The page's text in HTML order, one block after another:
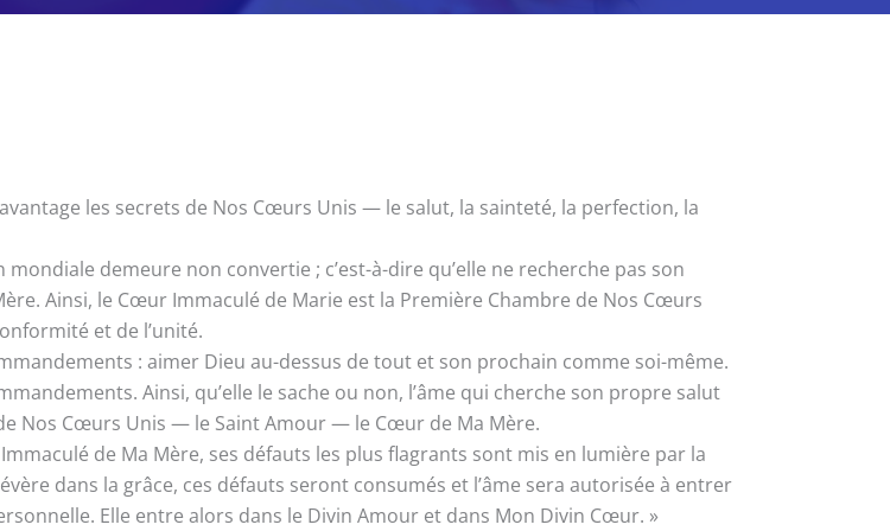
les secrets de Nos Cœurs Unis — le salut, la sainteté, la perfection, la
demeure non convertie ; c’est-à-dire qu’elle ne recherche pas son
Ainsi, le Cœur Immaculé de Marie est la Première Chambre de Nos Cœurs
et de l’unité.
: aimer Dieu au-dessus de tout et son prochain comme soi-même.
Ainsi, qu’elle le sache ou non, l’âme qui cherche son propre salut
Nos Cœurs Unis — le Saint Amour — le Cœur de Ma Mère.
de Ma Mère, ses défauts les plus flagrants sont mis en lumière par la
dans la grâce, ces défauts seront consumés et l’âme sera autorisée à entrer
Elle entre alors dans le Divin Amour et dans Mon Divin Cœur. »